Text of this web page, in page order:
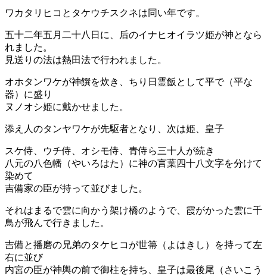
ワカタリヒコとタケウチスクネは同い年です。
五十二年五月二十八日に、后のイナヒオイラツ姫が神となら
れました。
見送りの法は熱田法で行われました。
オホタンワケが神饌を炊き、ちり日霊飯として平で（平な
器）に盛り
ヌノオシ姫に戴かせました。
添え人のタンヤワケが先駆者となり、次は姫、皇子
スケ侍、ウチ侍、オシモ侍、青侍ら三十人が続き
八元の八色幡（やいろはた）に神の言葉四十八文字を分けて
染めて
吉備家の臣が持って並びました。
それはまるで雲に向かう架け橋のようで、霞がかった雲に千
鳥が飛んで行きました。
吉備と播磨の兄弟のタケヒコが世箒（よはきし）を持って左
右に並び
内宮の臣が神輿の前で御柱を持ち、皇子は最後尾（さいこう